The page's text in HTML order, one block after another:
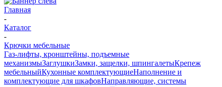
Главная
-
Каталог
-
Крючки мебельные
Газ-лифты, кронштейны, подъемные
механизмыЗаглушкиЗамки, защелки, шпингалетыКрепеж
мебельныйКухонные комплектующиеНаполнение и
комплектующие для шкафовНаправляющие, системы